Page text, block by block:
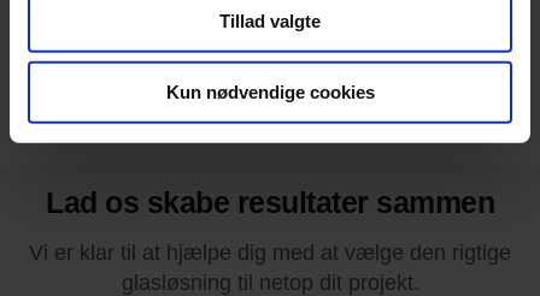
Tillad valgte
Kun nødvendige cookies
23 maj 2019
Nyt fra Glaseksperten
Lad os skabe resultater sammen
Vi er klar til at hjælpe dig med at vælge den rigtige
glasløsning til netop dit projekt.